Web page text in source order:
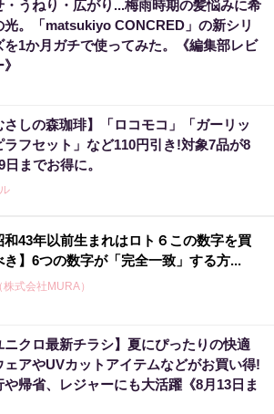
・うねり・広がり...梅雨時期の髪悩みに希
光。「matsukiyo CONCRED」の新シリ
を1か月ガチで使ってみた。《編集部レビ
さしの森珈琲】「ロコモコ」「ガーリッ
ラフセット」など110円引き!対象7品が8
日までお得に。
和43年以前生まれはロト６この数字を買
き】6つの数字が「完全一致」する方...
株式会社MURA）
和43年以前生まれはロト６この数字を買
き】6つの数字が「完全一致」する方...
株式会社MURA）
ニクロ最新チラシ】夏にぴったりの快適
ェアやUVカットアイテムなどがお買い得!
や帰省、レジャーにも大活躍《8月13日ま